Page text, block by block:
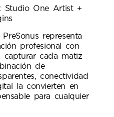
Studio One Artist +
representa
profesional con
capturar cada matiz
de
conectividad
la convierten en
para cualquier